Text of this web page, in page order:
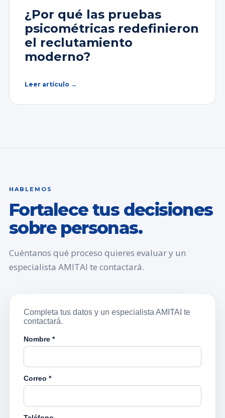
¿Por qué las pruebas
psicométricas redefinieron
el reclutamiento
moderno?
Leer artículo →
HABLEMOS
Fortalece tus decisiones
sobre personas.
Cuéntanos qué proceso quieres evaluar y un
especialista AMITAI te contactará.